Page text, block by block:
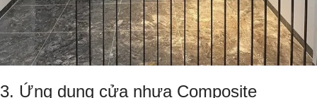
3. Ứng dụng cửa nhựa Composite